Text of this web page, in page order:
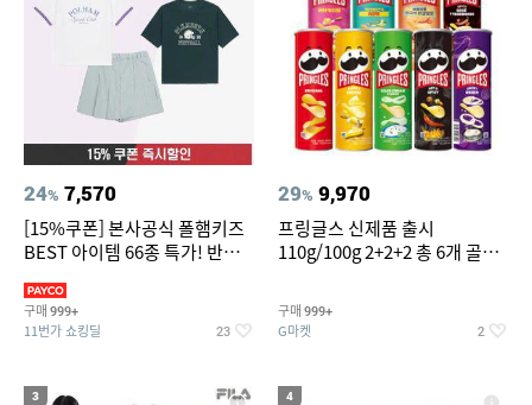
20 여자라인 댄스복롱스커트
24% 7,570
[15%쿠폰] 본사공식 폴햄키즈
BEST 아이템 66종 특가! 반팔
구매 999+
11번가 쇼킹딜 23
29% 9,970
프링글스 신제품 출시
110g/100g 2+2+2 총 6개 골라
구매 999+
G마켓 2
3 4